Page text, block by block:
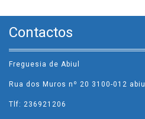
Contactos
Freguesia de Abiul
Rua dos Muros nº 20 3100-012 abiul
Tlf: 236921206